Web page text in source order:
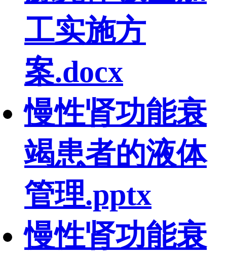
工实施方
案.docx
慢性肾功能衰
竭患者的液体
管理.pptx
慢性肾功能衰